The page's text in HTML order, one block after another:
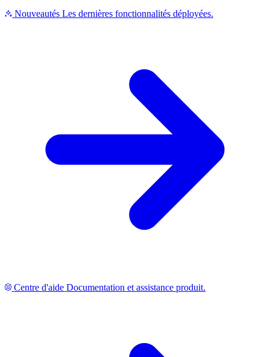
Nouveautés Les dernières fonctionnalités déployées.
Centre d'aide Documentation et assistance produit.